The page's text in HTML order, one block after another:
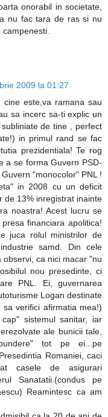
onorabil in societate,
nu fac tara de ras si nu
2009 la 01:27
cine este,va ramana sau
sa incerc sa-ti explic un
de tine , perfect
in primul rand se fac
prezidentiala! Te rog
a se forma Guvern PSD-
"monocolor" PNL !
in 2008 cu un deficit
de 13% inregistrat inainte
noastra! Acest lucru se
financiara apolitica!
juca rolul ministrilor de
samd. Din cele
ca nici macar "nu
nou presedinte, ci
PNL. Ei, guvernarea
Logan destinate
verifici afirmatia mea!)
sistemul sanitar, iar
ale bunicii tale,
tot pe ei...pe
Romaniei, caci
casele de asigurari
Sanatatii.(condus pe
Reamintesc ca am